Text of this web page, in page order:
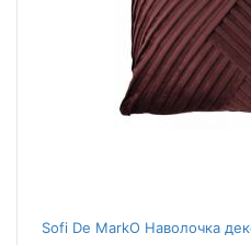
Sofi De MarkO Наволочка